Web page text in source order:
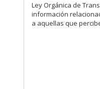
Ley Orgánica de
información
a aquellas que